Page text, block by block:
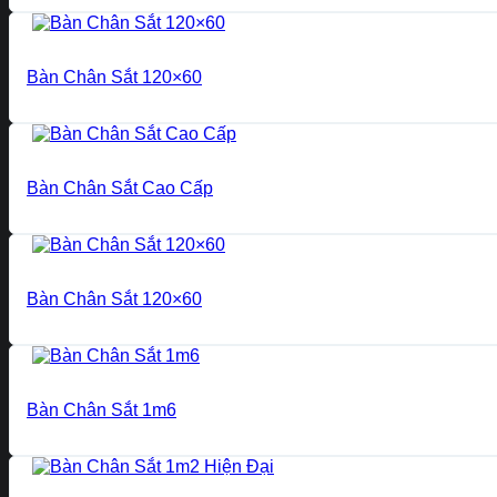
Bàn Chân Sắt 120×60
Bàn Chân Sắt Cao Cấp
Bàn Chân Sắt 120×60
Bàn Chân Sắt 1m6